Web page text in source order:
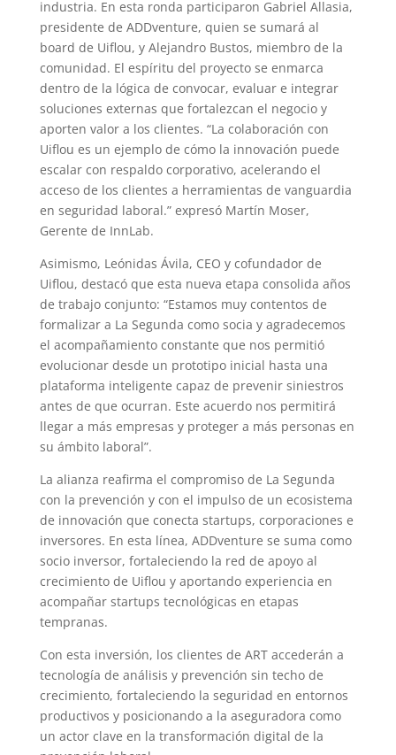
industria. En esta ronda participaron Gabriel Allasia,
presidente de ADDventure, quien se sumará al
board de Uiflou, y Alejandro Bustos, miembro de la
comunidad. El espíritu del proyecto se enmarca
dentro de la lógica de convocar, evaluar e integrar
soluciones externas que fortalezcan el negocio y
aporten valor a los clientes. “La colaboración con
Uiflou es un ejemplo de cómo la innovación puede
escalar con respaldo corporativo, acelerando el
acceso de los clientes a herramientas de vanguardia
en seguridad laboral.” expresó Martín Moser,
Gerente de InnLab.
Asimismo, Leónidas Ávila, CEO y cofundador de
Uiflou, destacó que esta nueva etapa consolida años
de trabajo conjunto: “Estamos muy contentos de
formalizar a La Segunda como socia y agradecemos
el acompañamiento constante que nos permitió
evolucionar desde un prototipo inicial hasta una
plataforma inteligente capaz de prevenir siniestros
antes de que ocurran. Este acuerdo nos permitirá
llegar a más empresas y proteger a más personas en
su ámbito laboral”.
La alianza reafirma el compromiso de La Segunda
con la prevención y con el impulso de un ecosistema
de innovación que conecta startups, corporaciones e
inversores. En esta línea, ADDventure se suma como
socio inversor, fortaleciendo la red de apoyo al
crecimiento de Uiflou y aportando experiencia en
acompañar startups tecnológicas en etapas
tempranas.
Con esta inversión, los clientes de ART accederán a
tecnología de análisis y prevención sin techo de
crecimiento, fortaleciendo la seguridad en entornos
productivos y posicionando a la aseguradora como
un actor clave en la transformación digital de la